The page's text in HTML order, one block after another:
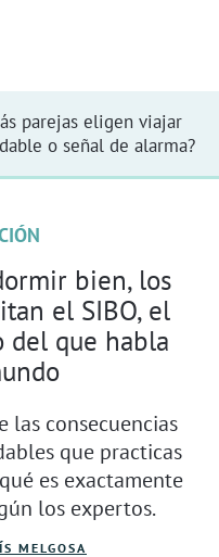
parejas eligen viajar
o señal de alarma?
bien, los
el SIBO, el
del que habla
las consecuencias
que practicas
es exactamente
los expertos.
MELGOSA